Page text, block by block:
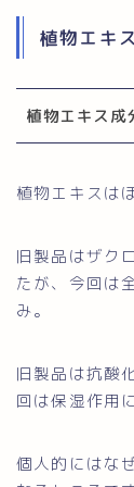
植物エキ
植物エキス成
植物エキスは
旧製品はザク
たが、今回は
み。
旧製品は抗酸
回は保湿作用
個人的にはな